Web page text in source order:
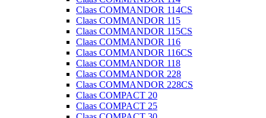
Claas COMMANDOR 114CS
Claas COMMANDOR 115
Claas COMMANDOR 115CS
Claas COMMANDOR 116
Claas COMMANDOR 116CS
Claas COMMANDOR 118
Claas COMMANDOR 228
Claas COMMANDOR 228CS
Claas COMPACT 20
Claas COMPACT 25